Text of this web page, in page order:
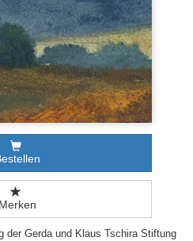
Merken
der Gerda und Klaus Tschira Stiftung